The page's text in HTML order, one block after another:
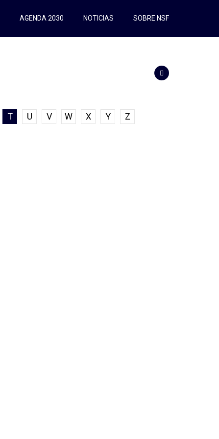
AGENDA 2030 NOTICIAS SOBRE NSF
T U V W X Y Z